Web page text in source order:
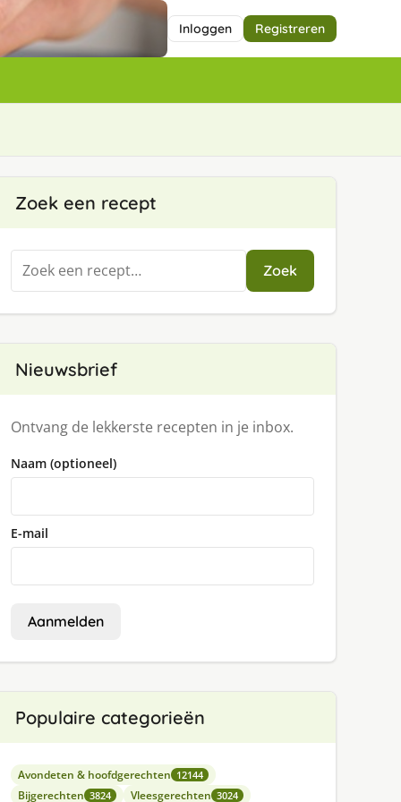
Inloggen Registreren
Zoek een recept
Zoeken
naar:
Zoek
Nieuwsbrief
Ontvang de lekkerste recepten in je inbox.
Naam (optioneel)
E-mail
Aanmelden
Populaire categorieën
Avondeten & hoofdgerechten 12144
Bijgerechten 3824 Vleesgerechten 3024